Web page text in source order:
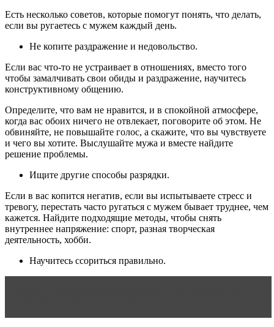
Есть несколько советов, которые помогут понять, что делать,
если вы ругаетесь с мужем каждый день.
Не копите раздражение и недовольство.
Если вас что-то не устраивает в отношениях, вместо того
чтобы замалчивать свои обиды и раздражение, научитесь
конструктивному общению.
Определите, что вам не нравится, и в спокойной атмосфере,
когда вас обоих ничего не отвлекает, поговорите об этом. Не
обвиняйте, не повышайте голос, а скажите, что вы чувствуете
и чего вы хотите. Выслушайте мужа и вместе найдите
решение проблемы.
Ищите другие способы разрядки.
Если в вас копится негатив, если вы испытываете стресс и
тревогу, перестать часто ругаться с мужем бывает труднее, чем
кажется. Найдите подходящие методы, чтобы снять
внутреннее напряжение: спорт, разная творческая
деятельность, хобби.
Научитесь ссориться правильно.